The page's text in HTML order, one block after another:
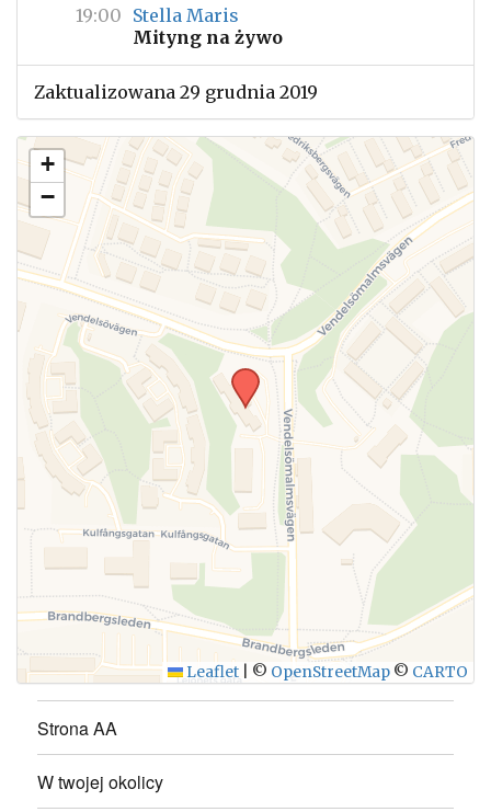
19:00 Stella Maris
Mityng na żywo
Zaktualizowana 29 grudnia 2019
+
−
Leaflet © OpenStreetMap © CARTO
Strona AA
W twojej okolicy